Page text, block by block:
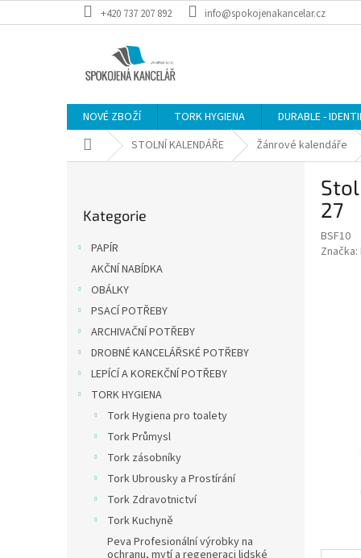
na
+420 737 207 892 info@spokojenakancelar.cz
NOVÉ ZBOŽÍ TORK HYGIENA
DURABLE -
Domů STOLNÍ KALENDÁŘE Žánrové kalendáře
kategorie
Kategorie
PAPÍR
AKČNÍ NABÍDKA
OBÁLKY
PSACÍ POTŘEBY
ARCHIVAČNÍ POTŘEBY
DROBNÉ KANCELÁŘSKÉ POTŘEBY
LEPÍCÍ A KOREKČNÍ POTŘEBY
TORK HYGIENA
Tork Hygiena pro toalety
Tork Průmysl
Tork zásobníky
Tork Ubrousky a Prostírání
Tork Zdravotnictví
Tork Kuchyně
Peva Profesionální výrobky na
ochranu, mytí a regeneraci lidské
27
BSF10
Značka: